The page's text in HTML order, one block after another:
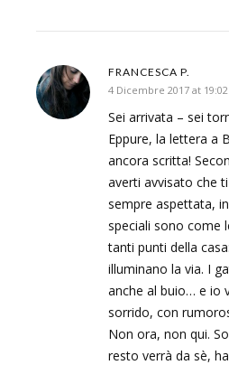
FRANCESCA P.
4 Dicembre 2017 at 19:02
Sei arrivata – sei
Eppure, la lettera a
ancora scritta!
averti avvisato che
sempre aspettata,
speciali sono come
tanti punti della
illuminano la via. I
anche al buio… e io
sorrido, con
Non ora, non qui.
resto verrà da sè,